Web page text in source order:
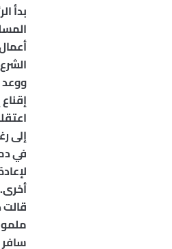
بدأ
ووعد
إلى
في
أخرى.